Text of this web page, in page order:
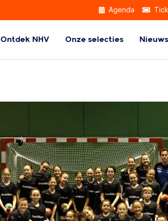
Agenda
Beach Handball
Ontdek NHV Onze selecties Nieuws